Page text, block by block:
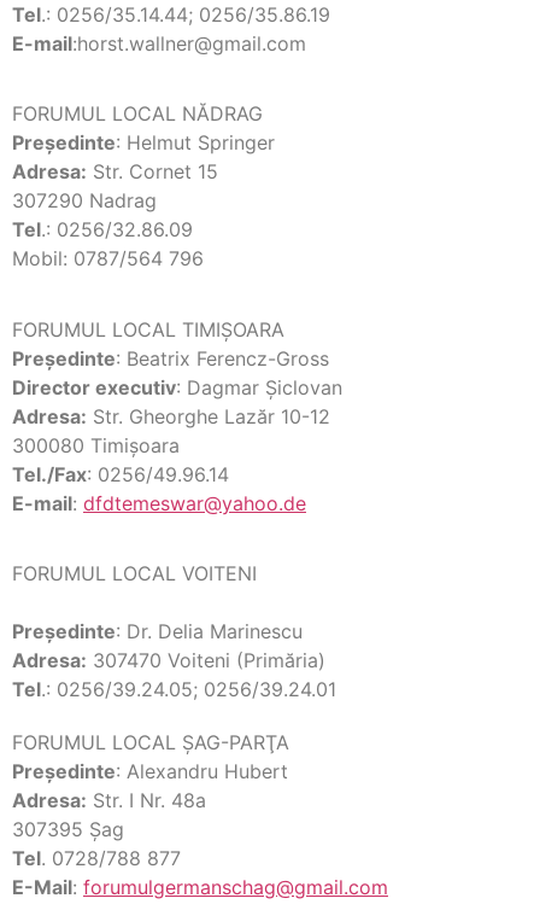
Tel.: 0256/35.14.44; 0256/35.86.19
E-mail:horst.wallner@gmail.com
FORUMUL LOCAL NĂDRAG
Preşedinte: Helmut Springer
Adresa: Str. Cornet 15
307290 Nadrag
Tel.: 0256/32.86.09
Mobil: 0787/564 796
FORUMUL LOCAL TIMIŞOARA
Preşedinte: Beatrix Ferencz-Gross
Director executiv: Dagmar Şiclovan
Adresa: Str. Gheorghe Lazăr 10-12
300080 Timişoara
Tel./Fax: 0256/49.96.14
E-mail: dfdtemeswar@yahoo.de
FORUMUL LOCAL VOITENI
Preşedinte: Dr. Delia Marinescu
Adresa: 307470 Voiteni (Primăria)
Tel.: 0256/39.24.05; 0256/39.24.01
FORUMUL LOCAL ŞAG-PARŢA
Preşedinte: Alexandru Hubert
Adresa: Str. I Nr. 48a
307395 Şag
Tel. 0728/788 877
E-Mail: forumulgermanschag@gmail.com